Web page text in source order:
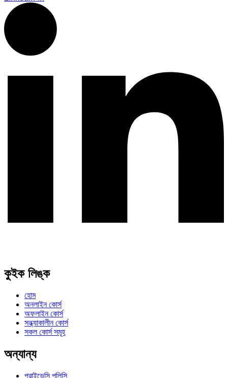
কুইক লিঙ্ক
হোম
অনলাইন কোর্স
অফলাইন কোর্স
সন্ধ্যাকালীন কোর্স
সকল কোর্স সমূহ
অন্যান্য
প্রাইভেসি পলিসি